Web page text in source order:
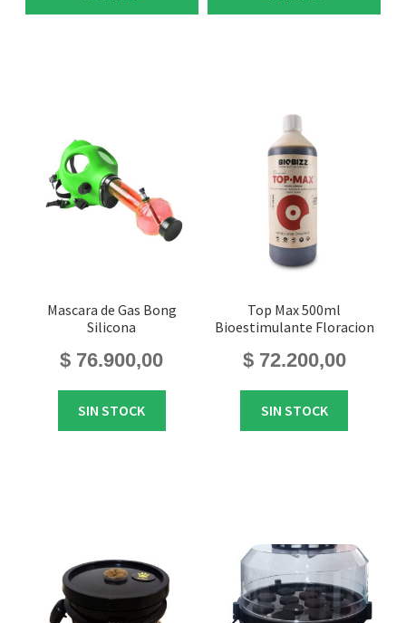
Mascara de Gas Bong
Silicona
$ 76.900,00
SIN STOCK
Top Max 500ml
Bioestimulante Floracion
$72.200,00
SIN STOCK